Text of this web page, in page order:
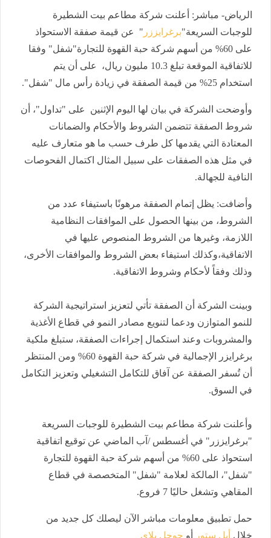
الرياض- مباشر: أعلنت شركة مطاعم بيت الشطيرة
للوجبات السريعة"برغرايززر " عن قيمة صفقة الاستحواذ
على 60% من أسهم شركة حبة القهوة للتجارة"شفل" وفقا
للاتفاقية الموقعة تبلغ 10.3 مليون ريال، على أن يتم
استخدام 25% من قيمة الصفقة في زيادة رأس مال "شفل".
وأوضحت الشركة في بيان لها اليوم الإثنين على "تداول"، أن
شروط الصفقة تتضمن الشروط والأحكام والضمانات
المعتادة التي يقدمها كل طرف حسب ما هو متعارف عليه
في مثل هذه الصفقات على سبيل المثال اكتمال الفحوصات
النافية للجهالة.
وأضافت: يظل إتمام الصفقة مرهونًا باستيفاء عدد من
الشروط، من بينها الحصول على الموافقات النظامية
اللازمة، وغيرها من الشروط المنصوص عليها في
الاتفاقية،وكذلك استيفاء بعض الشروط والموافقات الأخرى،
وذلك وفقاً لأحكام وشروط الاتفاقية.
وبينت الشركة أن الصفقة تأتي لتعزيز استراتيجية الشركة
للنمو المتوازن ودعما لتنويع مصادر النمو في قطاع الأغذية
والمشروبات وعند استكمال إجراءات الصفقة، ستبلغ ملكية
برغرايزر الإجمالية في شركة حبة القهوة 60% ومن المنتظر
أن تُسفر الصفقة عن آفاق للتكامل التشغيلي وتعزيز التكامل
في السوق.
وأعلنت شركة مطاعم بيت الشطيرة للوجبات السريعة
"برغرايززر" في أغسطس /آب الماضي عن توقيع اتفاقية
استحواذ على 60% من أسهم شركة حبة القهوة للتجارة
"شفل"، المالكة لعلامة "شفل" المتخصصة في قطاع
المقاهي وتشغل حاليًا 7 فروع.
حمل تطبيق معلومات مباشر الآن ليصلك كل جديد من
خلال أبل ستور أو جوجل بلاي